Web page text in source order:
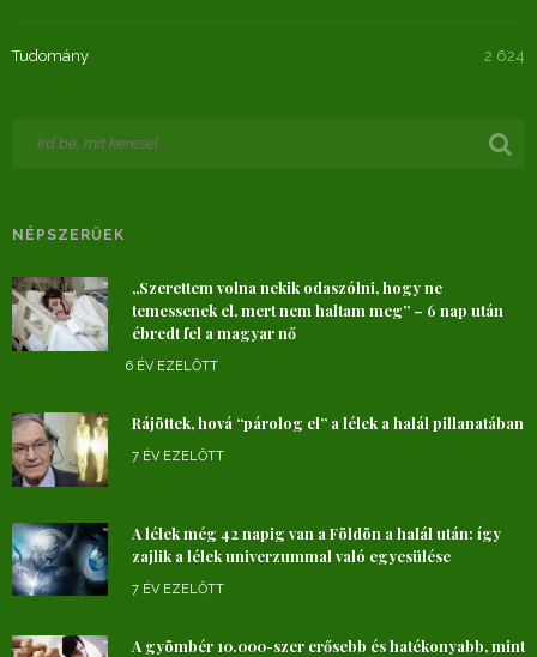
Tudomány 2 624
NÉPSZERŰEK
„Szerettem volna nekik odaszólni, hogy ne
temessenek el, mert nem haltam meg” – 6 nap után
ébredt fel a magyar nő
6 ÉV EZELŐTT
Rájöttek, hová “párolog el” a lélek a halál pillanatában
7 ÉV EZELŐTT
A lélek még 42 napig van a Földön a halál után: így
zajlik a lélek univerzummal való egyesülése
7 ÉV EZELŐTT
A gyömbér 10.000-szer erősebb és hatékonyabb, mint